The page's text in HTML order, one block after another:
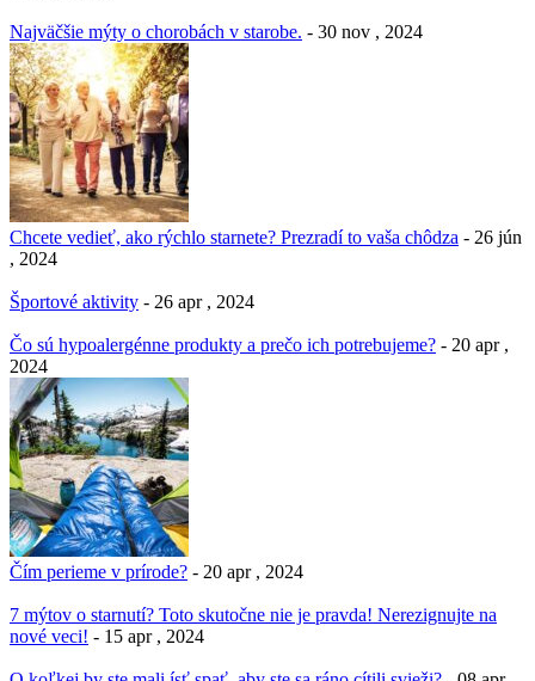
Najväčšie mýty o chorobách v starobe. - 30 nov , 2024
Chcete vedieť, ako rýchlo starnete? Prezradí to vaša chôdza - 26 jún
, 2024
Športové aktivity - 26 apr , 2024
Čo sú hypoalergénne produkty a prečo ich potrebujeme? - 20 apr ,
2024
Čím perieme v prírode? - 20 apr , 2024
7 mýtov o starnutí? Toto skutočne nie je pravda! Nerezignujte na
nové veci! - 15 apr , 2024